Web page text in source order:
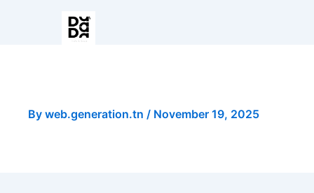
By web.generation.tn / November 19, 2025